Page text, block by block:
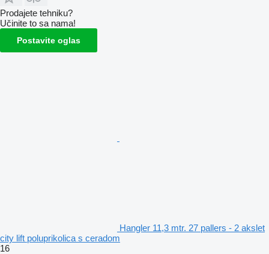
Prodajete tehniku?
Učinite to sa nama!
Postavite oglas
Hangler 11,3 mtr. 27 pallers - 2 akslet
city lift poluprikolica s ceradom
16